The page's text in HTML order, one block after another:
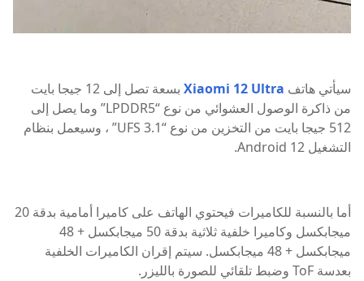
سيأتي هاتف
بسعة تصل إلى 12 جيجا بايت
من ذاكرة الوصول العشوائي من نوع “LPDDR5” وما يصل إلى
512 جيجا بايت من التخزين من نوع “UFS 3.1” ، وسيعمل بنظام
التشغيل Android 12.
أما بالنسبة للكاميرات فيحتوي الهاتف على كاميرا أمامية بدقة 20
ميجابكسل وكاميرا خلفية ثلاثية بدقة 50 ميجابكسل + 48
ميجابكسل + 48 ميجابكسل. سيتم إقران الكاميرات الخلفية
بعدسة ToF وضبط تلقائي للصورة بالليزر.